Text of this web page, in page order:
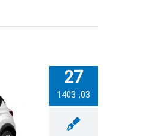
27
03, 1403
آمپر رنو کپچر با